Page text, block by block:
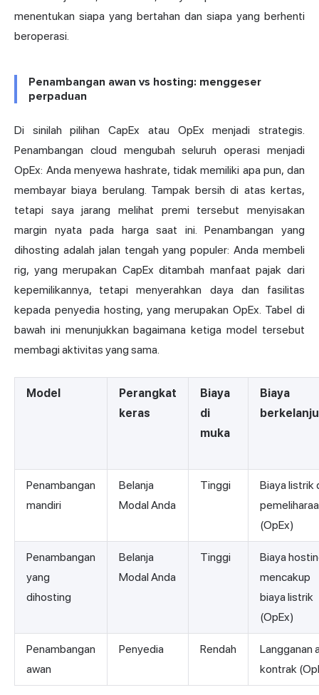
menentukan siapa yang bertahan dan siapa yang berhenti
beroperasi.
Penambangan awan vs hosting: menggeser
perpaduan
Di sinilah pilihan CapEx atau OpEx menjadi strategis.
Penambangan cloud mengubah seluruh operasi menjadi
OpEx: Anda menyewa hashrate, tidak memiliki apa pun, dan
membayar biaya berulang. Tampak bersih di atas kertas,
tetapi saya jarang melihat premi tersebut menyisakan
margin nyata pada harga saat ini. Penambangan yang
dihosting adalah jalan tengah yang populer: Anda membeli
rig, yang merupakan CapEx ditambah manfaat pajak dari
kepemilikannya, tetapi menyerahkan daya dan fasilitas
kepada penyedia hosting, yang merupakan OpEx. Tabel di
bawah ini menunjukkan bagaimana ketiga model tersebut
membagi aktivitas yang sama.
Model
Perangkat
keras
Biaya
di
muka
Biaya
Penambangan
mandiri
Belanja
Modal Anda
Tinggi
Biaya listrik
(OpEx)
Penambangan
yang
dihosting
Belanja
Modal Anda
Tinggi
Biaya
mencakup
biaya listrik
(OpEx)
Penambangan
awan
Penyedia Rendah
Langganan
kontrak